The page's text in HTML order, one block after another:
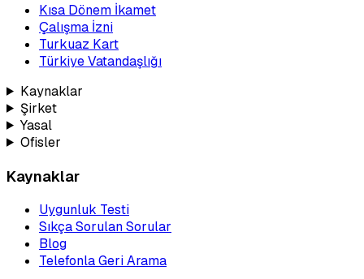
Kısa Dönem İkamet
Çalışma İzni
Turkuaz Kart
Türkiye Vatandaşlığı
Kaynaklar
Şirket
Yasal
Ofisler
Kaynaklar
Uygunluk Testi
Sıkça Sorulan Sorular
Blog
Telefonla Geri Arama